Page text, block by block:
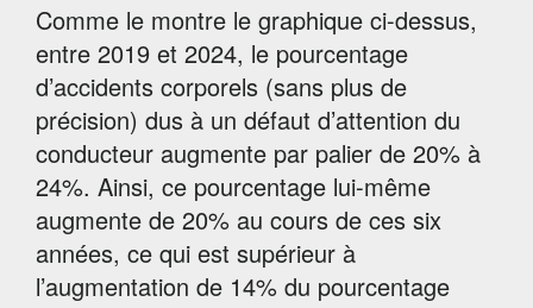
Comme le montre le graphique ci-dessus,
entre 2019 et 2024, le pourcentage
d’accidents corporels (sans plus de
précision) dus à un défaut d’attention du
conducteur augmente par palier de 20% à
24%. Ainsi, ce pourcentage lui-même
augmente de 20% au cours de ces six
années, ce qui est supérieur à
l’augmentation de 14% du pourcentage